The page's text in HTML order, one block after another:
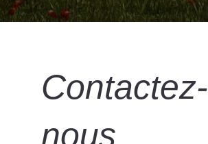
Contactez-
nous